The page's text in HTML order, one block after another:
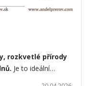
rozkvetlé přírody
Je to ideální…